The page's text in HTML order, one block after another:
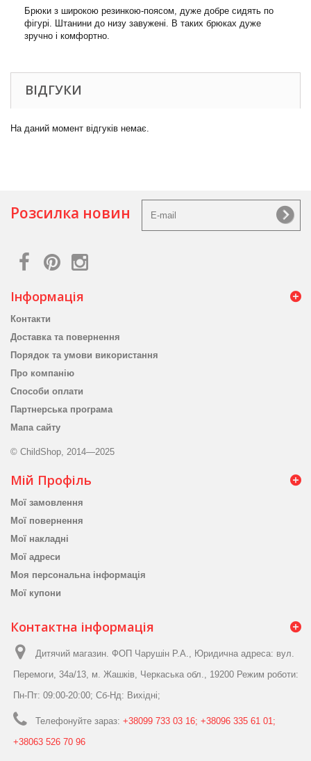
Брюки з широкою резинкою-поясом, дуже добре сидять по
фігурі. Штанини до низу завужені. В таких брюках дуже
зручно і комфортно.
ВІДГУКИ
На даний момент відгуків немає.
Розсилка новин
Інформація
Контакти
Доставка та повернення
Порядок та умови використання
Про компанію
Способи оплати
Партнерська програма
Мапа сайту
© ChildShop, 2014—2025
Мій Профіль
Мої замовлення
Мої повернення
Мої накладні
Мої адреси
Моя персональна інформація
Мої купони
Контактна інформація
Дитячий магазин. ФОП Чарушін Р.А., Юридична адреса: вул.
Перемоги, 34а/13, м. Жашків, Черкаська обл., 19200 Режим роботи:
Пн-Пт: 09:00-20:00; Сб-Нд: Вихідні;
Телефонуйте зараз: +38099 733 03 16; +38096 335 61 01;
+38063 526 70 96